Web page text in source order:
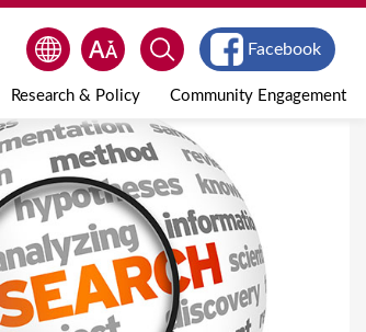
Research & Policy Community Engagement
Facebook